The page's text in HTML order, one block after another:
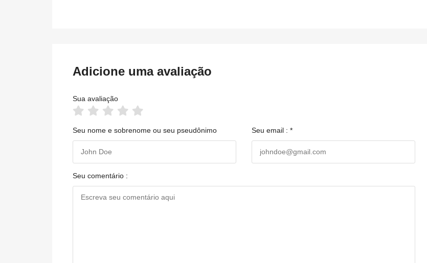
Adicione uma avaliação
Sua avaliação
Seu nome e sobrenome ou seu pseudônimo Seu email : *
Seu comentário :